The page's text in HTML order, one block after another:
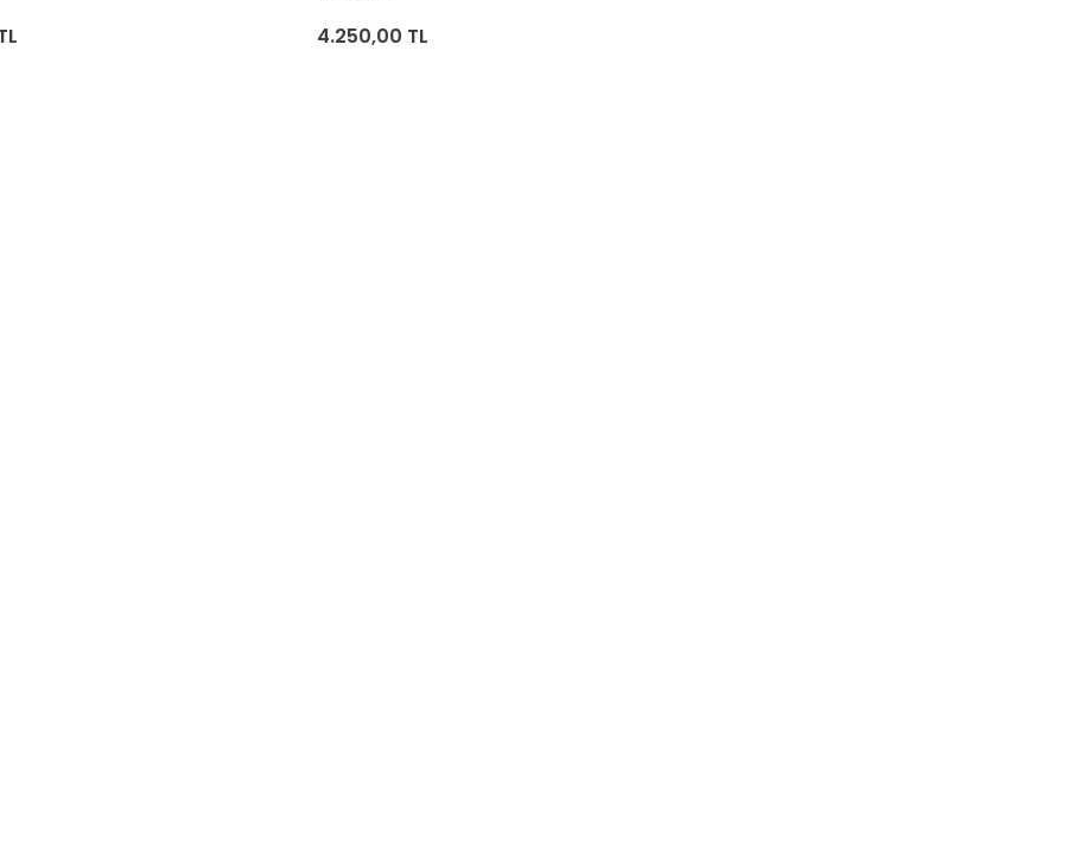
4.250,00 TL